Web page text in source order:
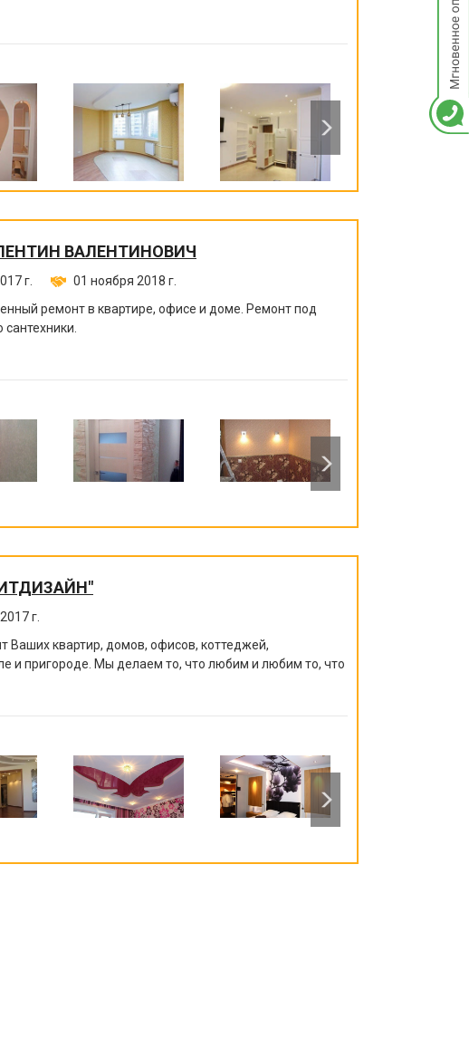
ВАЛЕНТИНОВИЧ
г.
01 ноября 2018 г.
ремонт в квартире, офисе и доме. Ремонт под
г.
Ваших квартир, домов, офисов, коттеджей,
и пригороде. Мы делаем то, что любим и любим то, что